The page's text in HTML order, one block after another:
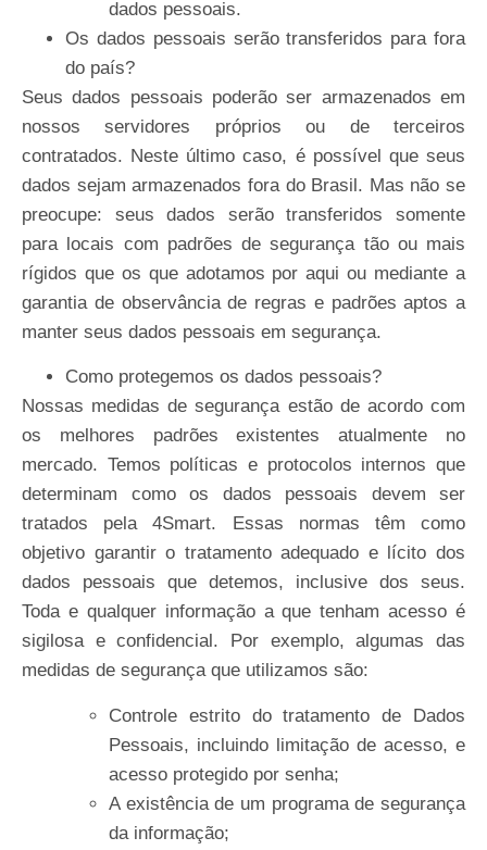
dados pessoais.
Os dados pessoais serão transferidos para fora
do país?
Seus dados pessoais poderão ser armazenados em
nossos servidores próprios ou de terceiros
contratados. Neste último caso, é possível que seus
dados sejam armazenados fora do Brasil. Mas não se
preocupe: seus dados serão transferidos somente
para locais com padrões de segurança tão ou mais
rígidos que os que adotamos por aqui ou mediante a
garantia de observância de regras e padrões aptos a
manter seus dados pessoais em segurança.
Como protegemos os dados pessoais?
Nossas medidas de segurança estão de acordo com
os melhores padrões existentes atualmente no
mercado. Temos políticas e protocolos internos que
determinam como os dados pessoais devem ser
tratados pela 4Smart. Essas normas têm como
objetivo garantir o tratamento adequado e lícito dos
dados pessoais que detemos, inclusive dos seus.
Toda e qualquer informação a que tenham acesso é
sigilosa e confidencial. Por exemplo, algumas das
medidas de segurança que utilizamos são:
Controle estrito do tratamento de Dados
Pessoais, incluindo limitação de acesso, e
acesso protegido por senha;
A existência de um programa de segurança
da informação;